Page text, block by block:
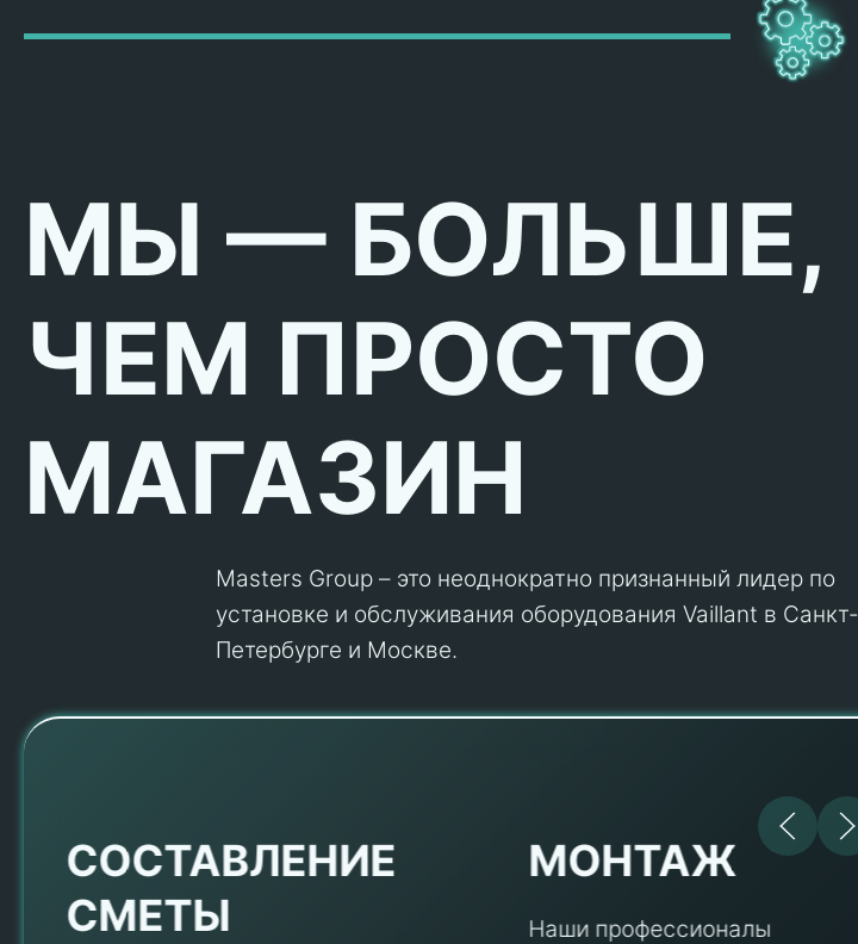
МЫ — БОЛЬШЕ,
ЧЕМ ПРОСТО
МАГАЗИН
Masters Group – это неоднократно признанный лидер по
установке и обслуживания оборудования Vaillant в Санкт-
Петербурге и Москве.
СОСТАВЛЕНИЕ
СМЕТЫ
МОНТАЖ
Наши профессионалы